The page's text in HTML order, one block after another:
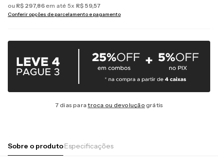
ou R$ 297,86 em até 5x R$59,57
Conferir opções de parcelamento e pagamento
7 dias paratroca ou devolução grátis
Sobre o produtoEspecificações